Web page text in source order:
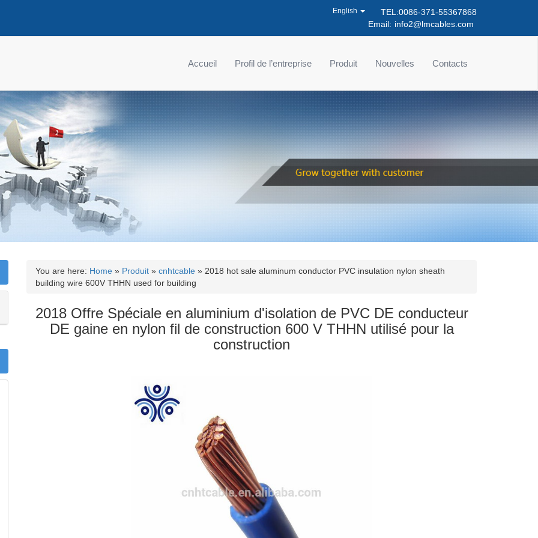
TEL:0086-371-55367868
Email: info2@lmcables.com
English
Accueil Profil de l’entreprise Produit Nouvelles Contacts
You are here: Home » Produit » cnhtcable » 2018 hot sale aluminum conductor PVC insulation nylon sheath
building wire 600V THHN used for building
2018 Offre Spéciale en aluminium d'isolation de PVC DE conducteur
DE gaine en nylon fil de construction 600 V THHN utilisé pour la
construction